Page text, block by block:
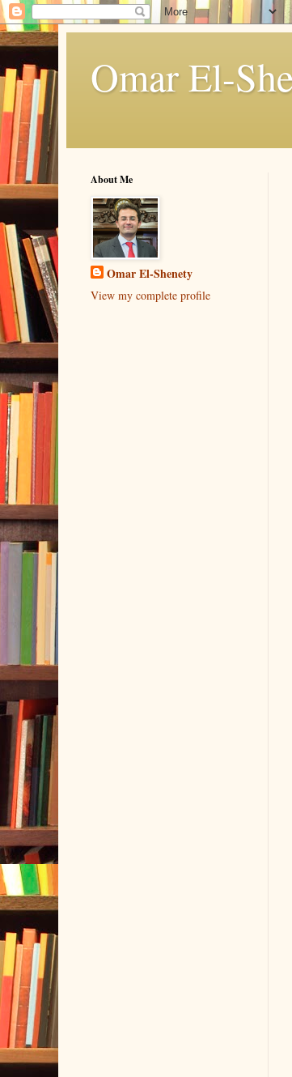
About Me
Omar El-Shenety
View my complete profile